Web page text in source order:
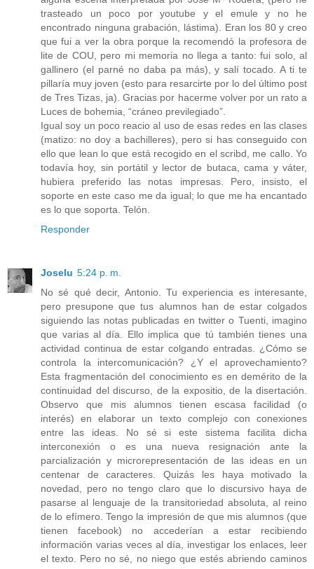
trasteado un poco por youtube y el emule y no he
encontrado ninguna grabación, lástima). Eran los 80 y creo
que fui a ver la obra porque la recomendó la profesora de
lite de COU, pero mi memoria no llega a tanto: fui solo, al
gallinero (el parné no daba pa más), y salí tocado. A ti te
pillaría muy joven (esto para resarcirte por lo del último post
de Tres Tizas, ja). Gracias por hacerme volver por un rato a
Luces de bohemia, “cráneo previlegiado”.
Igual soy un poco reacio al uso de esas redes en las clases
(matizo: no doy a bachilleres), pero si has conseguido con
ello que lean lo que está recogido en el scribd, me callo. Yo
todavía hoy, sin portátil y lector de butaca, cama y váter,
hubiera preferido las notas impresas. Pero, insisto, el
soporte en este caso me da igual; lo que me ha encantado
es lo que soporta. Telón.
Responder
Joselu 5:24 p. m.
No sé qué decir, Antonio. Tu experiencia es interesante,
pero presupone que tus alumnos han de estar colgados
siguiendo las notas publicadas en twitter o Tuenti, imagino
que varias al día. Ello implica que tú también tienes una
actividad continua de estar colgando entradas. ¿Cómo se
controla la intercomunicación? ¿Y el aprovechamiento?
Esta fragmentación del conocimiento es en demérito de la
continuidad del discurso, de la expositio, de la disertación.
Observo que mis alumnos tienen escasa facilidad (o
interés) en elaborar un texto complejo con conexiones
entre las ideas. No sé si este sistema facilita dicha
interconexión o es una nueva resignación ante la
parcialización y microrepresentación de las ideas en un
centenar de caracteres. Quizás les haya motivado la
novedad, pero no tengo claro que lo discursivo haya de
pasarse al lenguaje de la transitoriedad absoluta, al reino
de lo efímero. Tengo la impresión de que mis alumnos (que
tienen facebook) no accederían a estar recibiendo
información varias veces al día, investigar los enlaces, leer
el texto. Pero no sé, no niego que estés abriendo caminos